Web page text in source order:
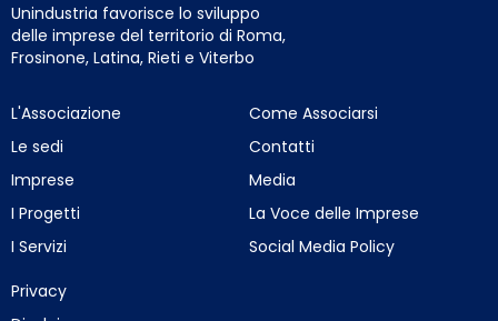
Unindustria favorisce lo sviluppo
delle imprese del territorio di Roma,
Frosinone, Latina, Rieti e Viterbo
L'Associazione
Le sedi
Imprese
I Progetti
I Servizi
Come Associarsi
Contatti
Media
La Voce delle Imprese
Social Media Policy
Privacy